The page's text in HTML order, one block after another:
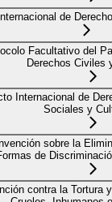
de
Facultativo del
Derechos Civiles
Internacional de
Sociales y
sobre la
de
contra la Tortura